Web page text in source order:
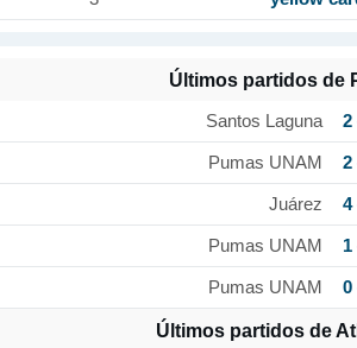
Últimos partidos de
Santos Laguna 2
Pumas UNAM 2
Juárez 4
Pumas UNAM 1
Pumas UNAM 0
Últimos partidos de